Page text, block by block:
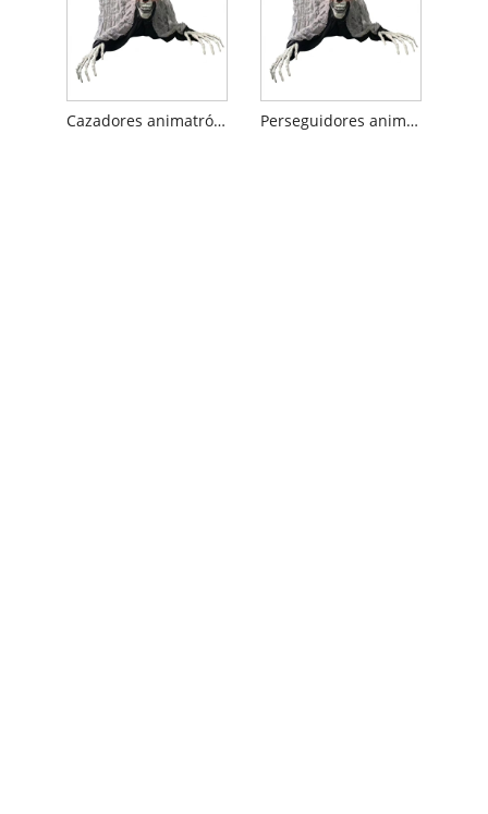
Cazadores animatrónicos de Halloween para fiesta Perseguidores animatrónicos de Halloween